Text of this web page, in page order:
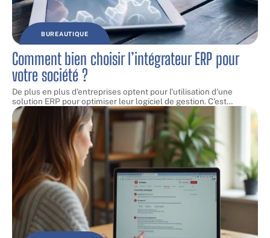
BUREAUTIQUE
Comment bien choisir l’intégrateur ERP pour
votre société ?
De plus en plus d'entreprises optent pour l'utilisation d'une
solution ERP pour optimiser leur logiciel de gestion. C'est…